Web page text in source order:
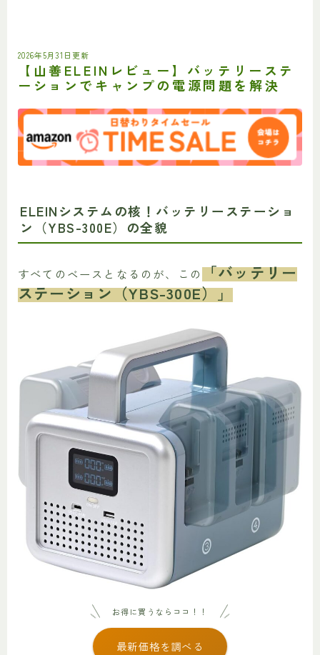
2026年5月31日更新
【山善ELEINレビュー】バッテリーステ
ーションでキャンプの電源問題を解決
ELEINシステムの核！バッテリーステーショ
ン（YBS-300E）の全貌
すべてのベースとなるのが、この「バッテリー
ステーション（YBS-300E）」
お得に買うならココ！！
最新価格を調べる